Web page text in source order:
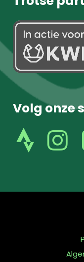
Volg onze
volg
ons